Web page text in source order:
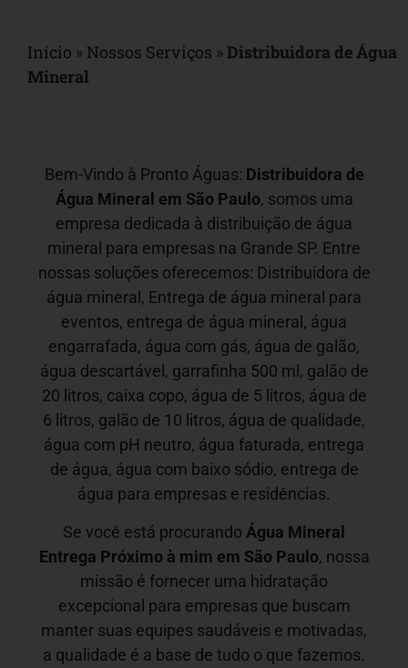
Início » Nossos Serviços » Distribuidora de Água
Mineral
Bem-Vindo à Pronto Águas: Distribuidora de
Água Mineral em São Paulo, somos uma
empresa dedicada à distribuição de água
mineral para empresas na Grande SP. Entre
nossas soluções oferecemos: Distribuidora de
água mineral, Entrega de água mineral para
eventos, entrega de água mineral, água
engarrafada, água com gás, água de galão,
água descartável, garrafinha 500 ml, galão de
20 litros, caixa copo, água de 5 litros, água de
6 litros, galão de 10 litros, água de qualidade,
água com pH neutro, água faturada, entrega
de água, água com baixo sódio, entrega de
água para empresas e residências.
Se você está procurando Água Mineral
Entrega Próximo à mim em São Paulo, nossa
missão é fornecer uma hidratação
excepcional para empresas que buscam
manter suas equipes saudáveis e motivadas,
a qualidade é a base de tudo o que fazemos.